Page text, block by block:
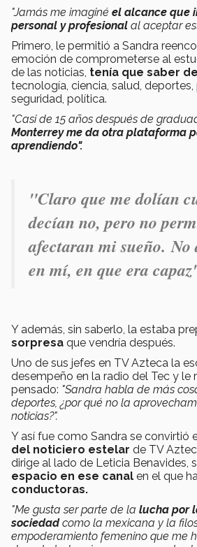
"Jamás me imaginé el alcance que
personal y profesional al aceptar
Primero, le permitió a Sandra
emoción de comprometerse al
de las noticias, tenía que saber
tecnología, ciencia, salud, deportes,
seguridad, política.
"Casi de 15 años después de
Monterrey me da otra plataforma
aprendiendo".
"Claro que me dolían
decían no, pero no
afectaran mi sueño. No
en mí, en que era
Y además, sin saberlo, la estaba
sorpresa que vendría después.
Uno de sus jefes en TV Azteca la
desempeño en la radio del Tec y le
pensado: "Sandra habla de más
deportes, ¿por qué no la
noticias?".
Y así fue como Sandra se convirtió
del noticiero estelar de TV
dirige al lado de Leticia Benavides,
espacio en ese canal en el que
conductoras.
"Me gusta ser parte de la lucha por
sociedadcomo la mexicana y la
empoderamiento femenino que me